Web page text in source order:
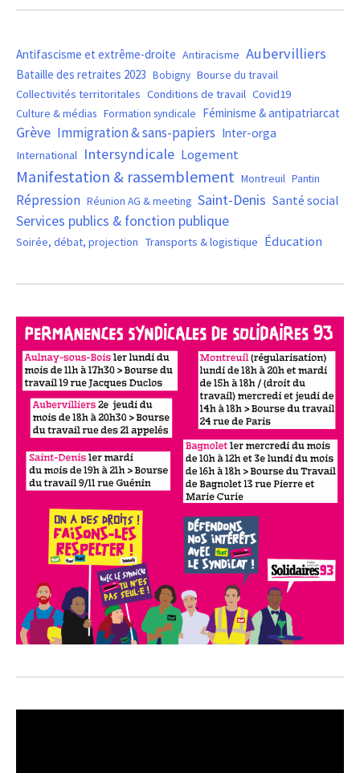
Antifascisme et extrême-droite Antiracisme Aubervilliers
Bataille des retraites 2023 Bobigny Bourse du travail
Collectivités territoritales Conditions de travail Covid19
Culture & médias Formation syndicale Féminisme & antipatriarcat
Grève Immigration & sans-papiers Inter-orga
International Intersyndicale Logement
Manifestation & rassemblement Montreuil Pantin
Répression Réunion AG & meeting Saint-Denis Santé social
Services publics & fonction publique
Soirée, débat, projection Transports & logistique Éducation